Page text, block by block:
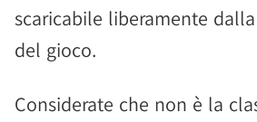
scaricabile liberamente
del gioco.
Considerate che non è la